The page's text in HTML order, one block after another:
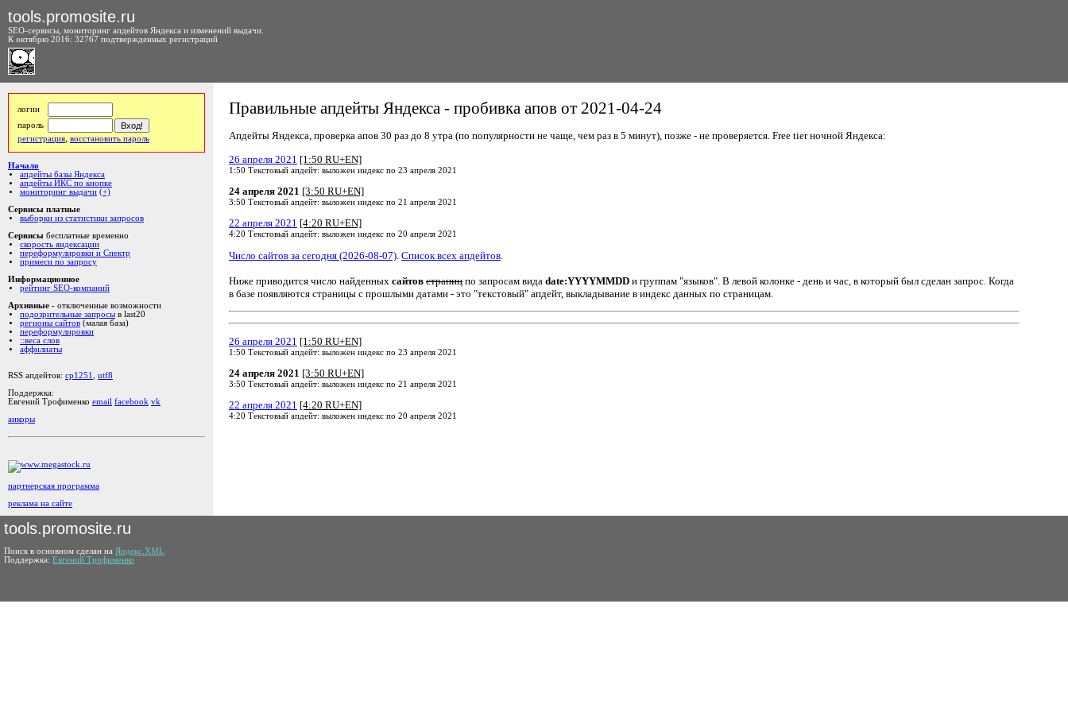
tools.promosite.ru
SEO-сервисы, мониторинг апдейтов Яндекса и изменений выдачи.
К октябрю 2016: 32767 подтвержденных регистраций
логин
пароль
регистрация восстановить пароль
Начало
апдейты базы Яндекса
апдейты ИКС по кнопке
мониторинг выдачи (+)
Сервисы платные
выборки из статистики запросов
Сервисы бесплатные временно
скорость яндексации
переформулировки и Спектр
примеси по запросу
Информационное
рейтинг SEO-компаний
Архивные - отключенные возможности
подозрительные запросы в last20
регионы сайтов (малая база)
переформулировки
::веса слов
аффилиаты
RSS апдейтов: cp1251
utf8
Поддержка:
Евгений Трофименко email facebook vk
анкоры
партнерская программа
реклама на сайте
Правильные апдейты Яндекса - пробивка апов от 2021-04-24
Апдейты Яндекса, проверка апов 30 раз до 8 утра (по популярности не чаще, чем раз в 5 минут), позже - не проверяется. Free tier ночной Яндекса:
26 апреля 2021 [1:50 RU+EN]
1:50 Текстовый апдейт: выложен индекс по 23 апреля 2021
24 апреля 2021 [3:50 RU+EN]
3:50 Текстовый апдейт: выложен индекс по 21 апреля 2021
22 апреля 2021 [4:20 RU+EN]
4:20 Текстовый апдейт: выложен индекс по 20 апреля 2021
Число сайтов за сегодня (2026-08-07) Список всех апдейтов
Ниже приводится число найденных сайтов страниц по запросам вида date:YYYYMMDD и группам "языков". В левой колонке - день и час, в который был сделан запрос. Когда
в базе появляются страницы с прошлыми датами - это "текстовый" апдейт, выкладывание в индекс данных по страницам.
26 апреля 2021 [1:50 RU+EN]
1:50 Текстовый апдейт: выложен индекс по 23 апреля 2021
24 апреля 2021 [3:50 RU+EN]
3:50 Текстовый апдейт: выложен индекс по 21 апреля 2021
22 апреля 2021 [4:20 RU+EN]
4:20 Текстовый апдейт: выложен индекс по 20 апреля 2021
tools.promosite.ru
Поиск в основном сделан на Яндекс.XML
Поддержка: Евгений Трофименко